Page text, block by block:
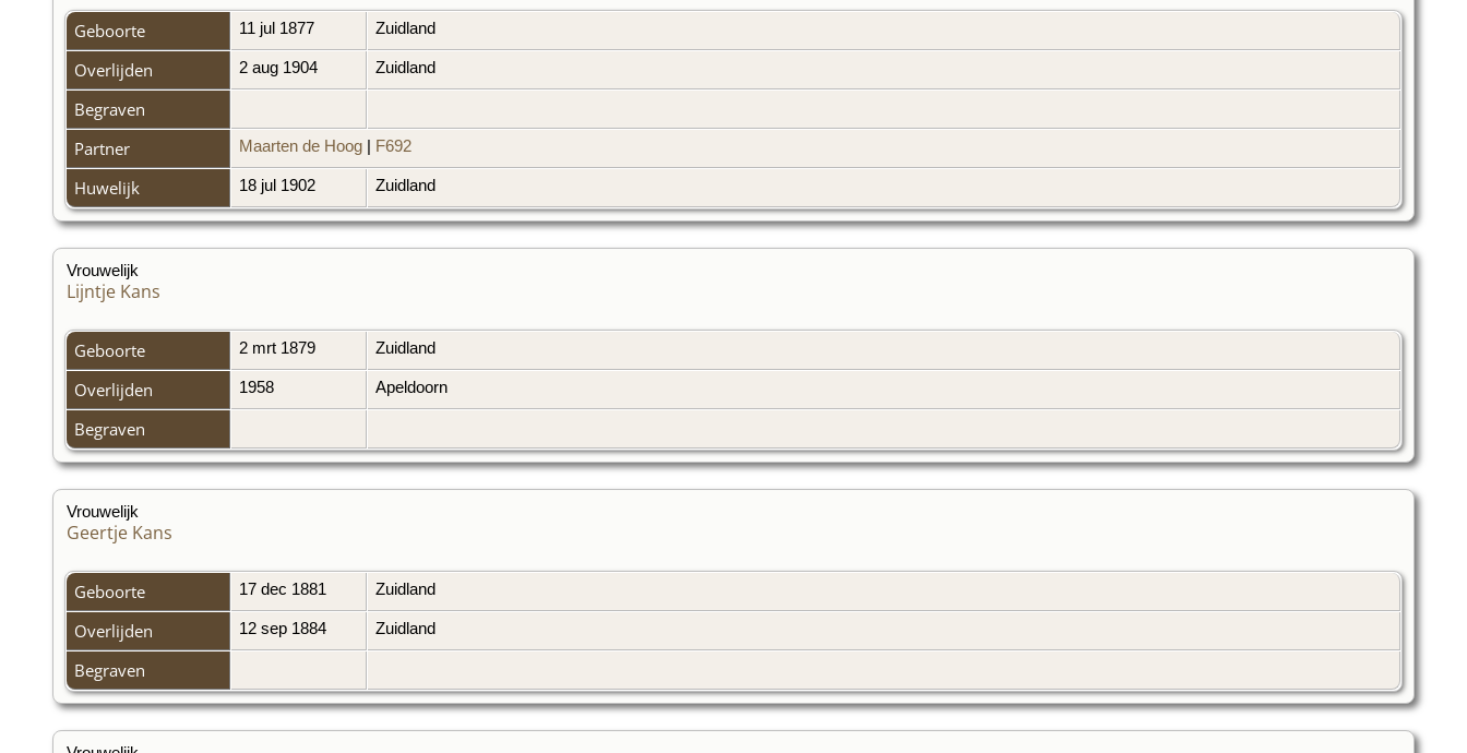
Geboorte 11 jul 1877 Zuidland
Overlijden 2 aug 1904 Zuidland
Begraven
Partner
Maarten de Hoog | F692
Huwelijk 18 jul 1902 Zuidland
Vrouwelijk
Lijntje Kans
Geboorte 2 mrt 1879 Zuidland
Overlijden 1958 Apeldoorn
Begraven
Vrouwelijk
Geertje Kans
Geboorte 17 dec 1881 Zuidland
Overlijden 12 sep 1884 Zuidland
Begraven